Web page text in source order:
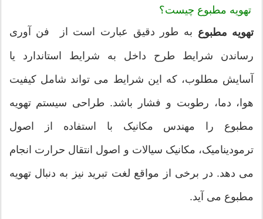
تهویه مطبوع چیست؟
تهویه مطبوع به طور دقیق عبارت است از فن آوری
رساندن شرایط طرح داخل به شرایط استاندارد یا
آسایش مطلوب، که این شرایط می تواند شامل کیفیت
هوا، دما، رطوبت و فشار باشد. طراحی سیستم تهویه
مطبوع را مهندس مکانیک با استفاده از اصول
ترمودینامیک، مکانیک سیالات و اصول انتقال حرارت انجام
می دهد. در برخی از مواقع لغت تبرید نیز به دنبال تهویه
مطبوع می آید.